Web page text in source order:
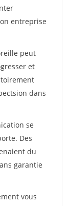
entreprise
peut
et
dans
se
Des
du
garantie
vous